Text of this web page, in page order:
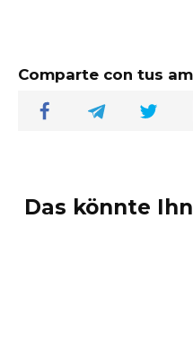
Comparte con tus
Das könnte